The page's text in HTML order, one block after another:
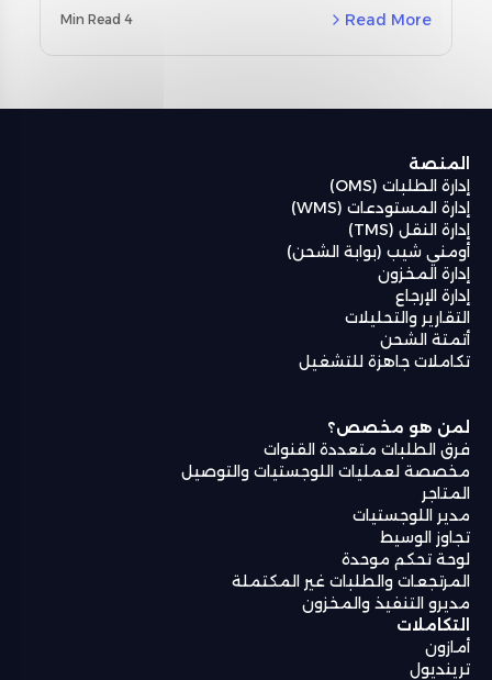
مخصصة لمنطقة الشرق الأوسط وشمال أفريقيا
المستودعات من أومنيفل (Omniful WMS).
Read More
4 Min Read
المنصة
إدارة الطلبات (OMS)
إدارة المستودعات (WMS)
إدارة النقل (TMS)
أومني شيب (بوابة الشحن)
إدارة المخزون
إدارة الإرجاع
التقارير والتحليلات
أتمتة الشحن
تكاملات جاهزة للتشغيل
لمن هو مخصص؟
فرق الطلبات متعددة القنوات
مخصصة لعمليات اللوجستيات والتوصيل
المتاجر
مدير اللوجستيات
تجاوز الوسيط
لوحة تحكم موحدة
المرتجعات والطلبات غير المكتملة
مديرو التنفيذ والمخزون
التكاملات
أمازون
ترينديول